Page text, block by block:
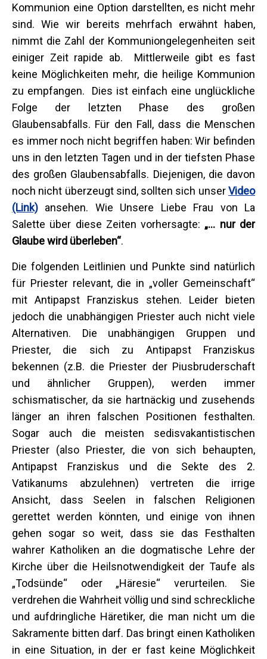
Kommunion eine Option darstellten, es nicht mehr
sind. Wie wir bereits mehrfach erwähnt haben,
nimmt die Zahl der Kommuniongelegenheiten seit
einiger Zeit rapide ab. Mittlerweile gibt es fast
keine Möglichkeiten mehr, die heilige Kommunion
zu empfangen. Dies ist einfach eine unglückliche
Folge der letzten Phase des großen
Glaubensabfalls. Für den Fall, dass die Menschen
es immer noch nicht begriffen haben: Wir befinden
uns in den letzten Tagen und in der tiefsten Phase
des großen Glaubensabfalls. Diejenigen, die davon
noch nicht überzeugt sind, sollten sich unserVideo
(Link) ansehen. Wie Unsere Liebe Frau von La
Salette über diese Zeiten vorhersagte: „... nur der
Glaube wird überleben“.
Die folgenden Leitlinien und Punkte sind natürlich
für Priester relevant, die in „voller Gemeinschaft“
mit Antipapst Franziskus stehen. Leider bieten
jedoch die unabhängigen Priester auch nicht viele
Alternativen. Die unabhängigen Gruppen und
Priester, die sich zu Antipapst Franziskus
bekennen (z.B. die Priester der Piusbruderschaft
und ähnlicher Gruppen), werden immer
schismatischer, da sie hartnäckig und zusehends
länger an ihren falschen Positionen festhalten.
Sogar auch die meisten sedisvakantistischen
Priester (also Priester, die von sich behaupten,
Antipapst Franziskus und die Sekte des 2.
Vatikanums abzulehnen) vertreten die irrige
Ansicht, dass Seelen in falschen Religionen
gerettet werden könnten, und einige von ihnen
gehen sogar so weit, dass sie das Festhalten
wahrer Katholiken an die dogmatische Lehre der
Kirche über die Heilsnotwendigkeit der Taufe als
„Todsünde“ oder „Häresie“ verurteilen. Sie
verdrehen die Wahrheit völlig und sind schreckliche
und aufdringliche Häretiker, die man nicht um die
Sakramente bitten darf. Das bringt einen Katholiken
in eine Situation, in der er fast keine Möglichkeit